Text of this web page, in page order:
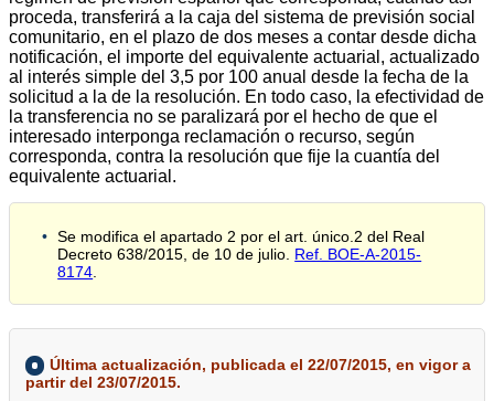
proceda, transferirá a la caja del sistema de previsión social
comunitario, en el plazo de dos meses a contar desde dicha
notificación, el importe del equivalente actuarial, actualizado
al interés simple del 3,5 por 100 anual desde la fecha de la
solicitud a la de la resolución. En todo caso, la efectividad de
la transferencia no se paralizará por el hecho de que el
interesado interponga reclamación o recurso, según
corresponda, contra la resolución que fije la cuantía del
equivalente actuarial.
Se modifica el apartado 2 por el art. único.2 del Real
Decreto 638/2015, de 10 de julio. Ref. BOE-A-2015-
8174
Última actualización, publicada el 22/07/2015, en vigor a
partir del 23/07/2015.